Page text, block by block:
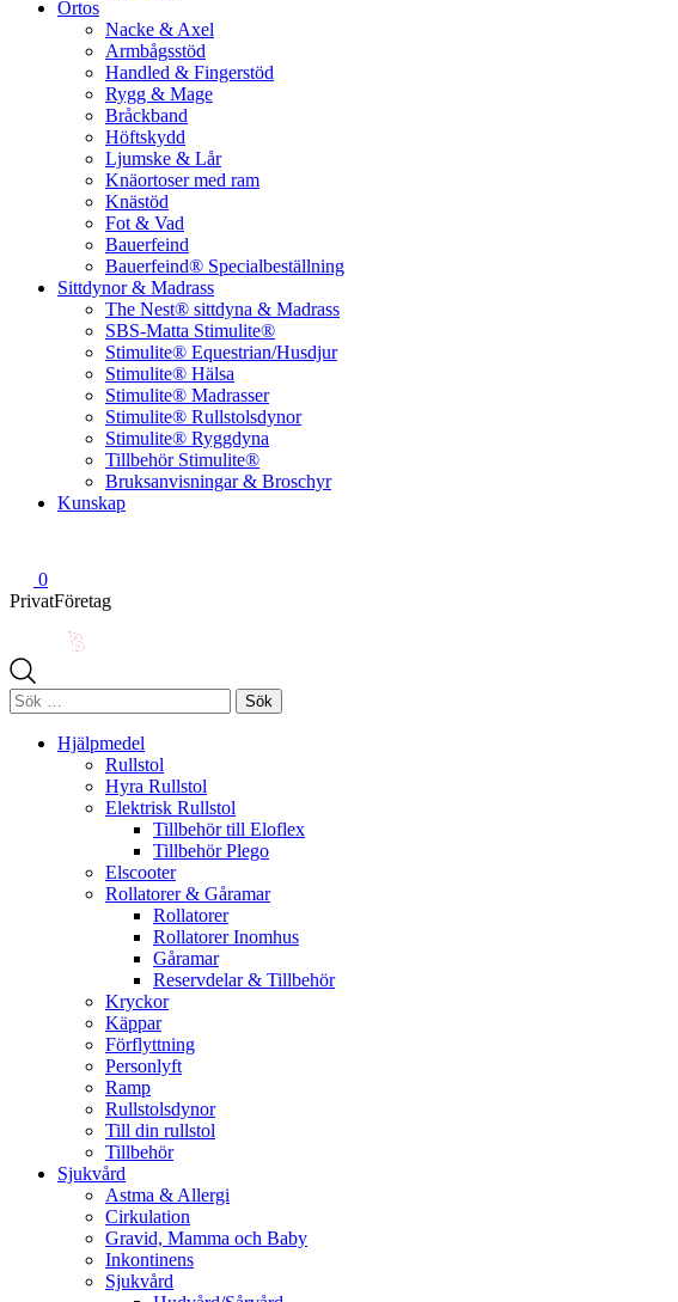
Ortos
Nacke & Axel
Armbågsstöd
Handled & Fingerstöd
Rygg & Mage
Bråckband
Höftskydd
Ljumske & Lår
Knäortoser med ram
Knästöd
Fot & Vad
Bauerfeind
Bauerfeind® Specialbeställning
Sittdynor & Madrass
The Nest® sittdyna & Madrass
SBS-Matta Stimulite®
Stimulite® Equestrian/Husdjur
Stimulite® Hälsa
Stimulite® Madrasser
Stimulite® Rullstolsdynor
Stimulite® Ryggdyna
Tillbehör Stimulite®
Bruksanvisningar & Broschyr
Kunskap
0
PrivatFöretag
Sök
efter:
Hjälpmedel
Rullstol
Hyra Rullstol
Elektrisk Rullstol
Tillbehör till Eloflex
Tillbehör Plego
Elscooter
Rollatorer & Gåramar
Rollatorer
Rollatorer Inomhus
Gåramar
Reservdelar & Tillbehör
Kryckor
Käppar
Förflyttning
Personlyft
Ramp
Rullstolsdynor
Till din rullstol
Tillbehör
Sjukvård
Astma & Allergi
Cirkulation
Gravid, Mamma och Baby
Inkontinens
Sjukvård